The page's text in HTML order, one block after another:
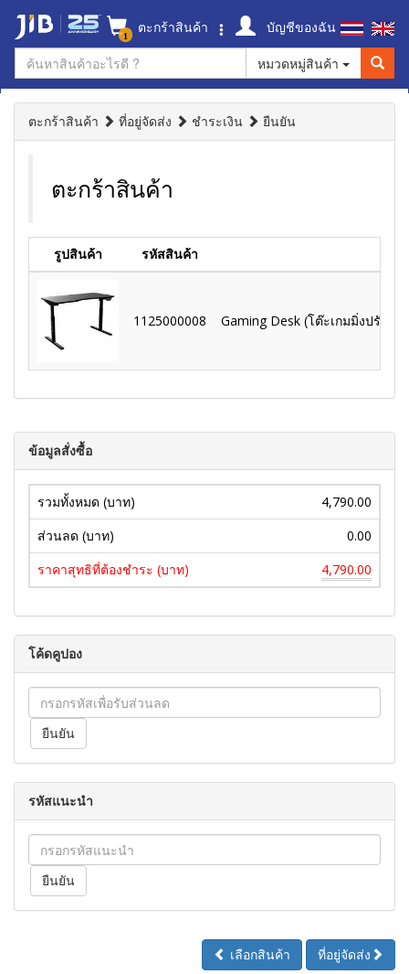
1 ตะกร้าสินค้า
บัญชีของฉัน
หมวดหมู่สินค้า
ตะกร้าสินค้า ที่อยู่จัดส่ง ชำระเงิน ยืนยัน
ตะกร้าสินค้า
รูปสินค้า รหัสสินค้า
1125000008 Gaming Desk (โต๊ะเกมมิ่งปรับร
ข้อมูลสั่งซื้อ
รวมทั้งหมด (บาท)
4,790.00
ส่วนลด (บาท)
0.00
ราคาสุทธิที่ต้องชำระ (บาท)
4,790.00
โค้ดคูปอง
รหัสแนะนำ
เลือกสินค้า ที่อยู่จัดส่ง